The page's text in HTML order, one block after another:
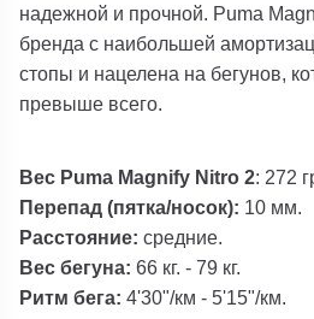
надежной и прочной. Puma
бренда с наибольшей
стопы и нацелена на бегунов,
превыше всего.
Вес Puma Magnify Nitro 2: 272
Перепад (пятка/носок): 10 мм.
Расстояние:средние.
Вес бегуна: 66 кг. - 79 кг.
Ритм бега: 4'30"/км - 5'15"/км.